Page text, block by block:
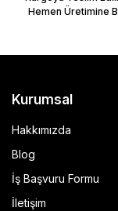
GP
Hemen Üretimine
Kurumsal
Hakkımızda
Blog
İş Başvuru Formu
İletişim